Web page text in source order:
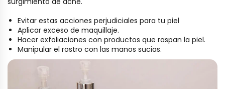
Evitar estas acciones perjudiciales para tu piel
Aplicar exceso de maquillaje.
Hacer exfoliaciones con productos que raspan la piel.
Manipular el rostro con las manos sucias.